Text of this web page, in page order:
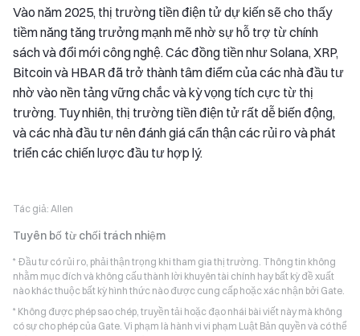
Vào năm 2025, thị trường tiền điện tử dự kiến sẽ cho thấy
tiềm năng tăng trưởng mạnh mẽ nhờ sự hỗ trợ từ chính
sách và đổi mới công nghệ. Các đồng tiền như Solana, XRP,
Bitcoin và HBAR đã trở thành tâm điểm của các nhà đầu tư
nhờ vào nền tảng vững chắc và kỳ vọng tích cực từ thị
trường. Tuy nhiên, thị trường tiền điện tử rất dễ biến động,
và các nhà đầu tư nên đánh giá cẩn thận các rủi ro và phát
triển các chiến lược đầu tư hợp lý.
Tác giả: Allen
Tuyên bố từ chối trách nhiệm
* Đầu tư có rủi ro, phải thận trọng khi tham gia thị trường. Thông tin không
nhằm mục đích và không cấu thành lời khuyên tài chính hay bất kỳ đề xuất
nào khác thuộc bất kỳ hình thức nào được cung cấp hoặc xác nhận bởi Gate.
* Không được phép sao chép, truyền tải hoặc đạo nhái bài viết này mà không
có sự cho phép của Gate. Vi phạm là hành vi vi phạm Luật Bản quyền và có thể